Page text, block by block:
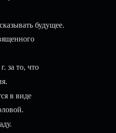
будущее.
за то, что
в виде